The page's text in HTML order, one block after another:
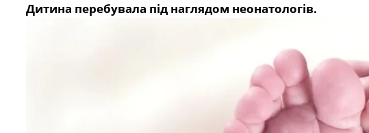
Дитина перебувала під наглядом неонатологів.